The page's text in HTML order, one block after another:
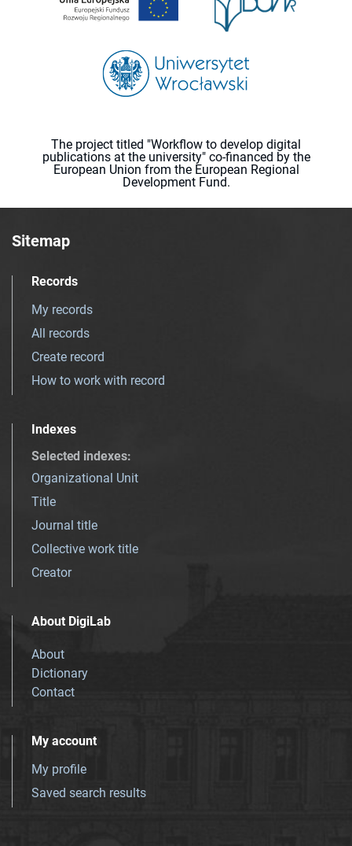
The project titled "Workflow to develop digital
publications at the university" co-financed by the
European Union from the European Regional
Development Fund.
Sitemap
Records
My records
All records
Create record
How to work with record
Indexes
Selected indexes:
Organizational Unit
Title
Journal title
Collective work title
Creator
About DigiLab
About
Dictionary
Contact
My account
My profile
Saved search results